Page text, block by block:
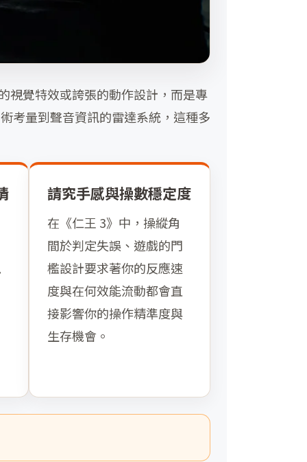
視覺特效或誇張的動作設計，而是專
考量到聲音資訊的雷達系統，這種多
請究手感與操數穩定度
在《仁王 3》中，操縱角
間於判定失誤、遊戲的門
檻設計要求著你的反應速
度與在何效能流動都會直
接影響你的操作精準度與
生存機會。